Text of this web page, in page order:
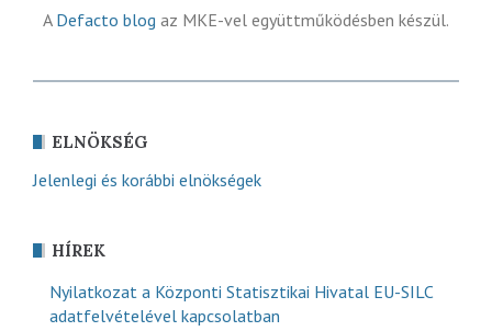
A Defacto blog az MKE-vel együttműködésben készül.
ELNÖKSÉG
Jelenlegi és korábbi elnökségek
HÍREK
Nyilatkozat a Központi Statisztikai Hivatal EU-SILC
adatfelvételével kapcsolatban